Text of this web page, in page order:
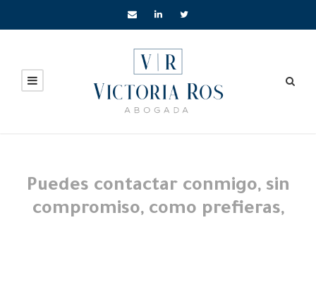
Puedes contactar conmigo, sin
compromiso, como prefieras,